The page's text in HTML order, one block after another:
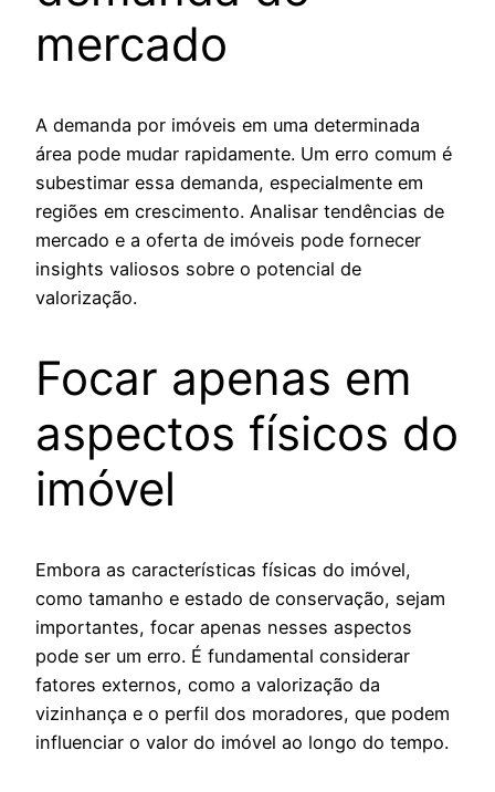
mercado
A demanda por imóveis em uma determinada
área pode mudar rapidamente. Um erro comum é
subestimar essa demanda, especialmente em
regiões em crescimento. Analisar tendências de
mercado e a oferta de imóveis pode fornecer
insights valiosos sobre o potencial de
valorização.
Focar apenas em
aspectos físicos do
imóvel
Embora as características físicas do imóvel,
como tamanho e estado de conservação, sejam
importantes, focar apenas nesses aspectos
pode ser um erro. É fundamental considerar
fatores externos, como a valorização da
vizinhança e o perfil dos moradores, que podem
influenciar o valor do imóvel ao longo do tempo.